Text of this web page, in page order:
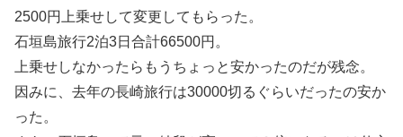
2500円上乗せして変更してもらった。
石垣島旅行2泊3日合計66500円。
上乗せしなかったらもうちょっと安かったのだが残念。
因みに、去年の長崎旅行は30000切るぐらいだったの安か
った。